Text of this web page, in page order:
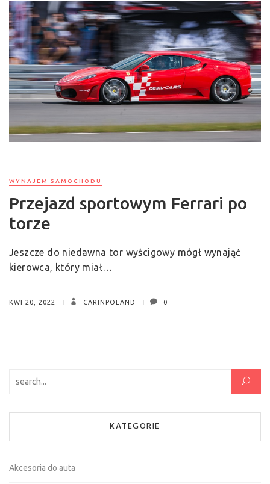
WYNAJEM SAMOCHODU
Przejazd sportowym Ferrari po
torze
Jeszcze do niedawna tor wyścigowy mógł wynająć
kierowca, który miał…
KWI 20, 2022 CARINPOLAND 0
KATEGORIE
Akcesoria do auta